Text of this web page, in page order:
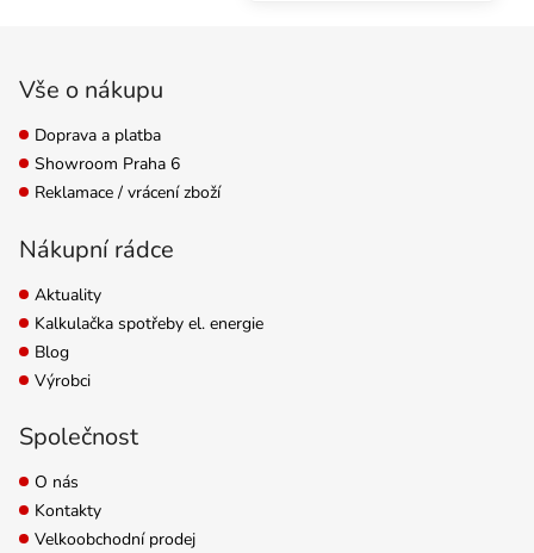
Vše o nákupu
Doprava a platba
Showroom Praha 6
Reklamace / vrácení zboží
Nákupní rádce
Aktuality
Kalkulačka spotřeby el. energie
Blog
Výrobci
Společnost
O nás
Kontakty
Velkoobchodní prodej